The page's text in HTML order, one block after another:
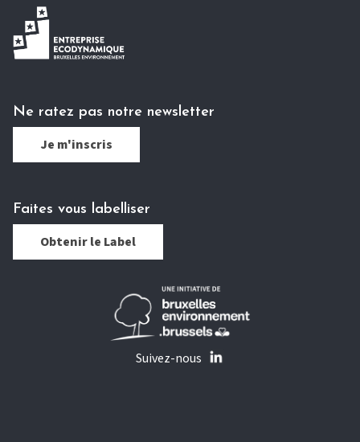
Ne ratez pas notre newsletter
Je m'inscris
Faites vous labelliser
Obtenir le Label
Suivez-nous